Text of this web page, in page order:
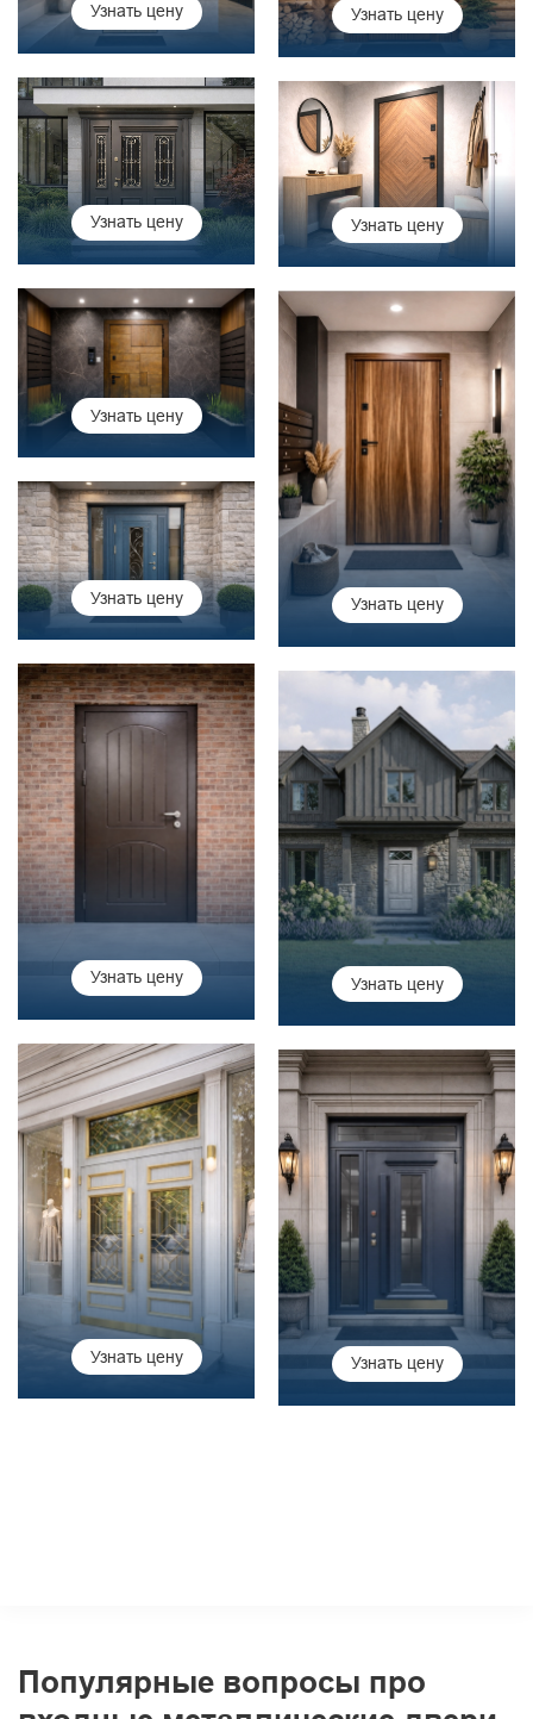
Узнать цену Узнать цену
Узнать цену Узнать цену
Узнать цену
Узнать цену
Узнать цену
Узнать цену Узнать цену
Узнать цену Узнать цену
Популярные вопросы про